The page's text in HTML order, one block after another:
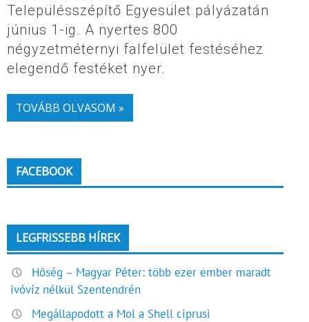
Településszépítő Egyesület pályázatán
június 1-ig. A nyertes 800
négyzetméternyi falfelület festéséhez
elegendő festéket nyer.
TOVÁBB OLVASOM »
FACEBOOK
LEGFRISSEBB HÍREK
Hőség – Magyar Péter: több ezer ember maradt
ivóvíz nélkül Szentendrén
Megállapodott a Mol a Shell ciprusi